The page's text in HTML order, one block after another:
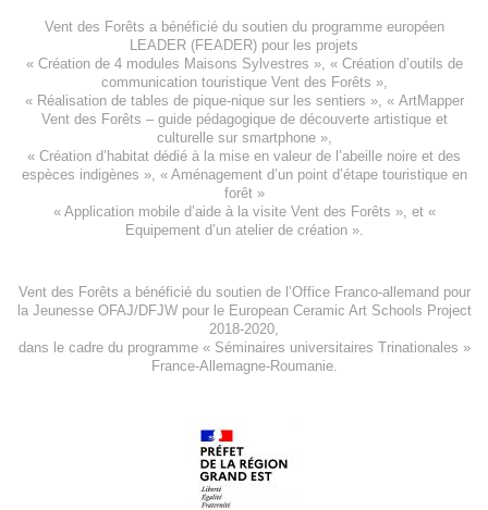
Vent des Forêts a bénéficié du soutien du programme européen
LEADER (FEADER) pour les projets
« Création de 4 modules Maisons Sylvestres », « Création d’outils de
communication touristique Vent des Forêts »,
« Réalisation de tables de pique-nique sur les sentiers », « ArtMapper
Vent des Forêts – guide pédagogique de découverte artistique et
culturelle sur smartphone »,
« Création d’habitat dédié à la mise en valeur de l’abeille noire et des
espèces indigènes », « Aménagement d’un point d’étape touristique en
forêt»
« Application mobile d’aide à la visite Vent des Forêts », et «
Equipement d’un atelier de création».
Vent des Forêts a bénéficié du soutien de l’Office Franco-allemand pour
la Jeunesse OFAJ/DFJWpour leEuropean Ceramic Art Schools Project
2018-2020
dans le cadre du programme « Séminaires universitaires Trinationales »
France-Allemagne-Roumanie.